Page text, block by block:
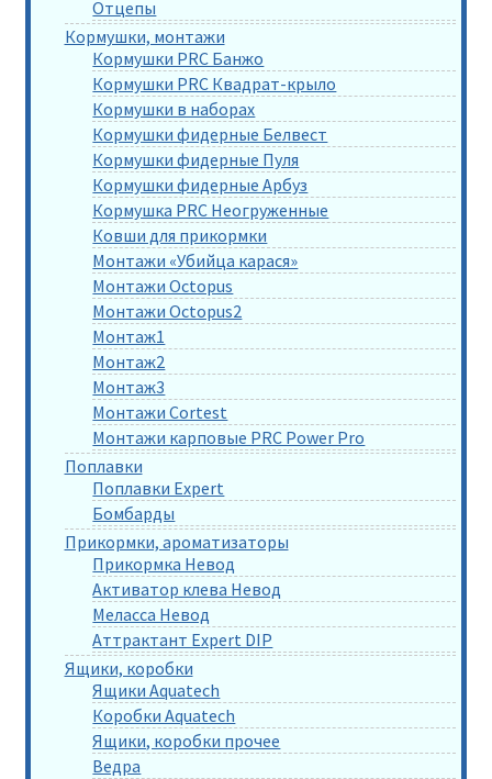
Отцепы
Кормушки, монтажи
Кормушки PRC Банжо
Кормушки PRC Квадрат-крыло
Кормушки в наборах
Кормушки фидерные Белвест
Кормушки фидерные Пуля
Кормушки фидерные Арбуз
Кормушка PRC Неогруженные
Ковши для прикормки
Монтажи «Убийца карася»
Монтажи Octopus
Монтажи Octopus2
Монтаж1
Монтаж2
Монтаж3
Монтажи Cortest
Монтажи карповые PRC Power Pro
Поплавки
Поплавки Expert
Бомбарды
Прикормки, ароматизаторы
Прикормка Невод
Активатор клева Невод
Меласса Невод
Аттрактант Expert DIP
Ящики, коробки
Ящики Aquatech
Коробки Aquatech
Ящики, коробки прочее
Ведра